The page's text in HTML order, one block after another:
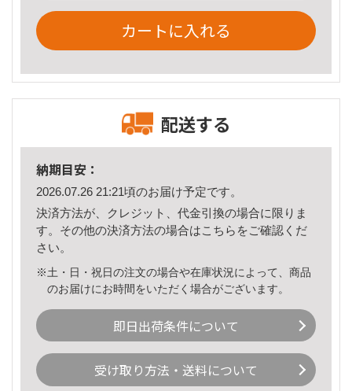
カートに入れる
配送する
納期目安：
2026.07.26 21:21頃のお届け予定です。
決済方法が、クレジット、代金引換の場合に限りま
す。その他の決済方法の場合はこちら をご確認くだ
さい。
※土・日・祝日の注文の場合や在庫状況によって、商品
のお届けにお時間をいただく場合がございます。
即日出荷条件について
受け取り方法・送料について